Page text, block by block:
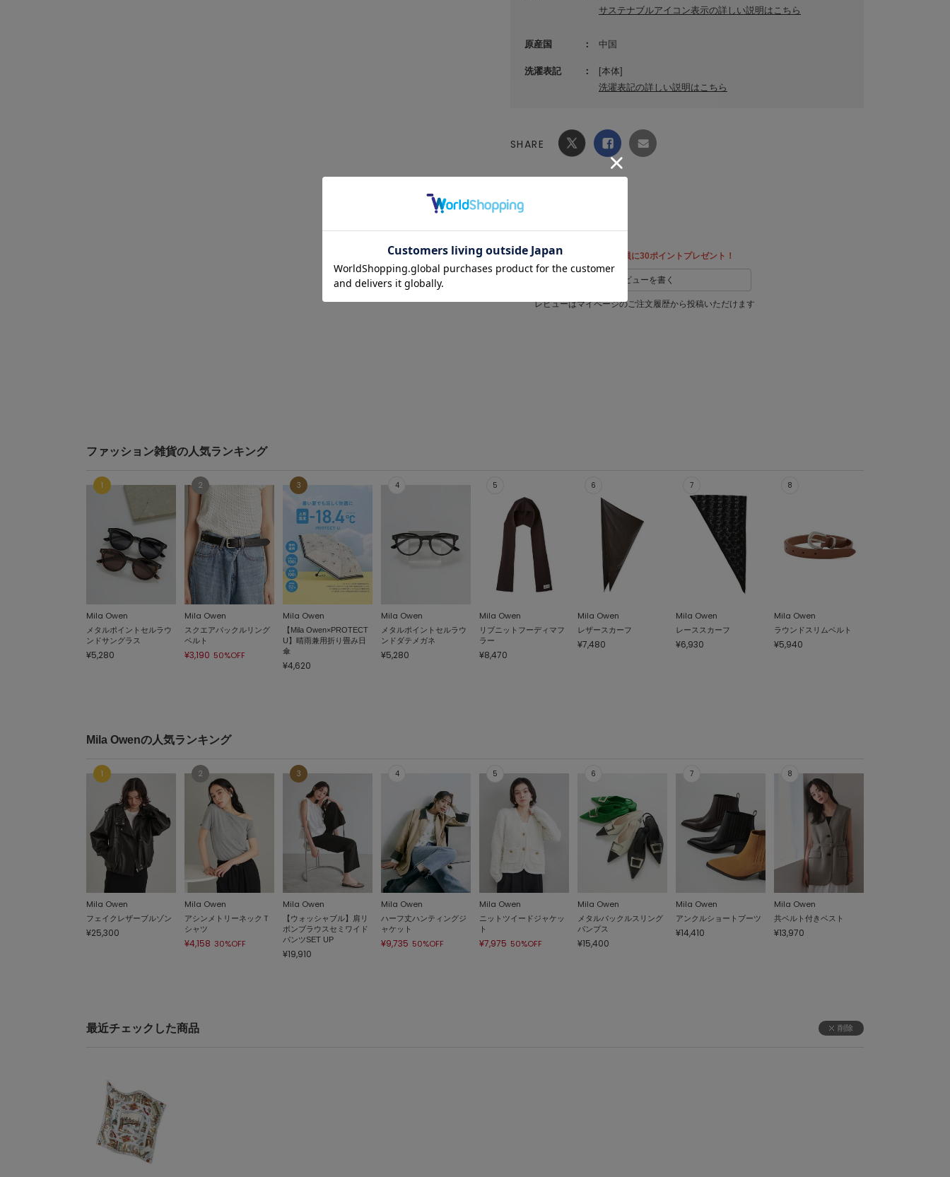
サステナブルアイコン表示の詳しい説明はこちら
原産国 中国
洗濯表記
[本体]
洗濯表記の詳しい説明はこちら
SHARE
facebook
レビュー投稿で全員に30ポイントプレゼント！
レビューを書く
レビューはマイページのご注文履歴から投稿いただけます
ファッション雑貨の人気ランキング
Mila Owen
メタルポイントセルラウ
ンドサングラス
¥5,280
Mila Owen
スクエアバックルリング
ベルト
¥3,190 50%OFF
Mila Owen
【Mila Owen×PROTECT
U】晴雨兼用折り畳み日
傘
¥4,620
Mila Owen
メタルポイントセルラウ
ンドダテメガネ
¥5,280
Mila Owen
リブニットフーディマフ
ラー
¥8,470
Mila Owen
レザースカーフ
¥7,480
Mila Owen
レーススカーフ
¥6,930
Mila Owen
ラウンドスリムベルト
¥5,940
Mila Owenの人気ランキング
Mila Owen
フェイクレザーブルゾン
¥25,300
Mila Owen
アシンメトリーネックＴ
シャツ
¥4,158 30%OFF
Mila Owen
【ウォッシャブル】肩リ
ボンブラウスセミワイド
パンツSET UP
¥19,910
Mila Owen
ハーフ丈ハンティングジ
ャケット
¥9,735 50%OFF
Mila Owen
ニットツイードジャケッ
ト
¥7,975 50%OFF
Mila Owen
メタルバックルスリング
パンプス
¥15,400
Mila Owen
アンクルショートブーツ
¥14,410
Mila Owen
共ベルト付きベスト
¥13,970
最近チェックした商品 削除